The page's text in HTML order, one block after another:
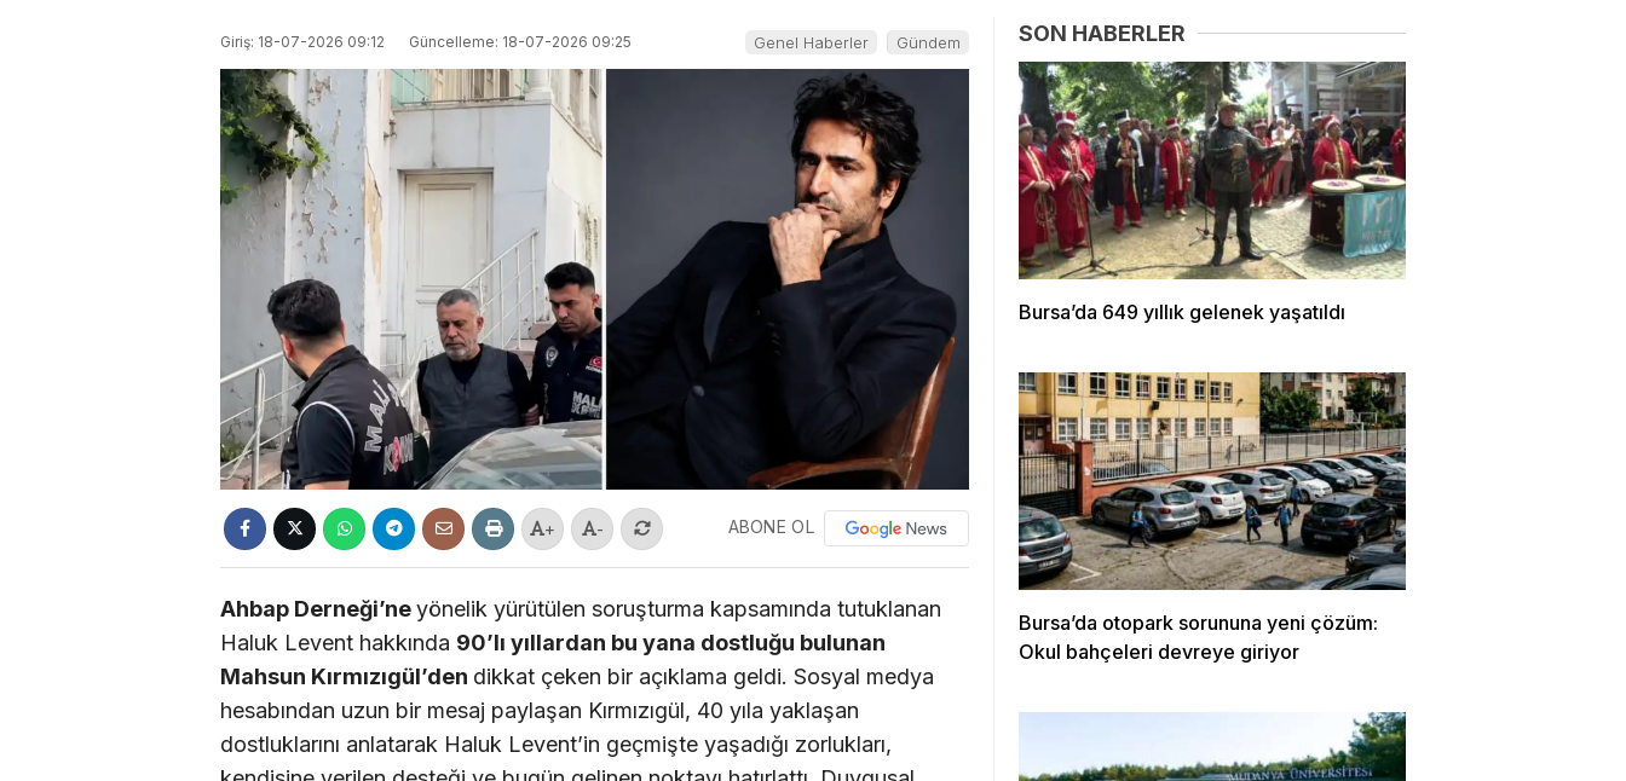
Giriş: 18-07-2026 09:12 Güncelleme: 18-07-2026 09:25 Genel Haberler Gündem
+ - ABONE OL
Ahbap Derneği’neyönelik yürütülen soruşturma kapsamında tutuklanan
Haluk Levent hakkında 90’lı yıllardan bu yana dostluğu bulunan
Mahsun Kırmızıgül’den dikkat çeken bir açıklama geldi. Sosyal medya
hesabından uzun bir mesaj paylaşan Kırmızıgül, 40 yıla yaklaşan
dostluklarını anlatarak Haluk Levent’in geçmişte yaşadığı zorlukları,
SON HABERLER
Bursa’da 649 yıllık gelenek yaşatıldı
Bursa’da otopark sorununa yeni çözüm:
Okul bahçeleri devreye giriyor